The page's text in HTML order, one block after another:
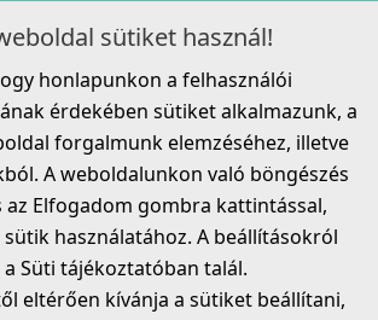
sütiket használ!
honlapunkon a felhasználói
érdekében sütiket alkalmazunk, a
forgalmunk elemzéséhez, illetve
A weboldalunkon való böngészés
az Elfogadom gombra kattintással,
használatához. A beállításokról
Süti tájékoztatóban talál.
eltérően kívánja a sütiket beállítani,